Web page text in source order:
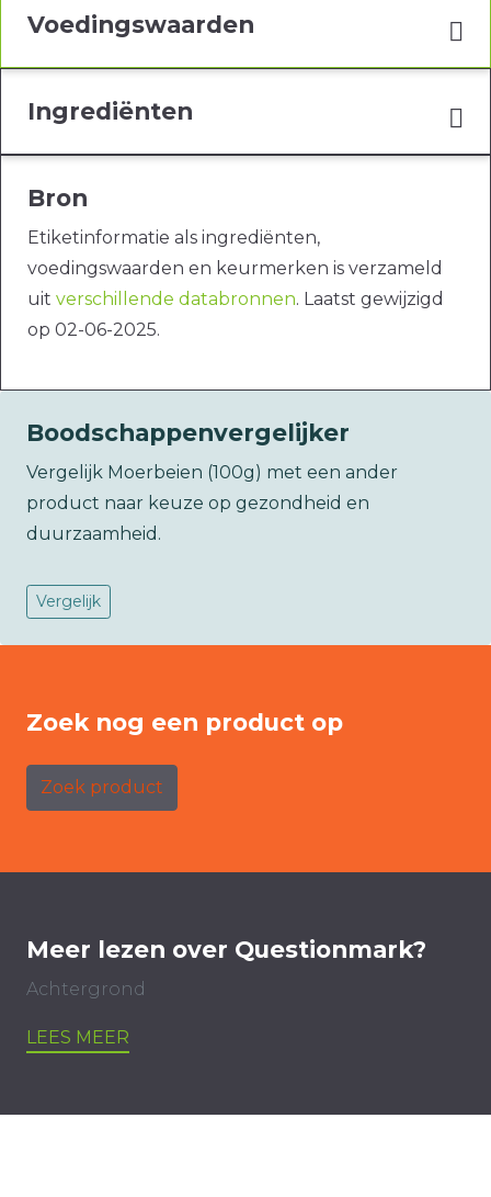
Voedingswaarden
Ingrediënten
Bron
Etiketinformatie als ingrediënten,
voedingswaarden en keurmerken is verzameld
uit verschillende databronnen. Laatst gewijzigd
op 02-06-2025.
Boodschappenvergelijker
Vergelijk Moerbeien (100g) met een ander
product naar keuze op gezondheid en
duurzaamheid.
Vergelijk
Zoek nog een product op
Zoek product
Meer lezen over Questionmark?
Achtergrond
LEES MEER